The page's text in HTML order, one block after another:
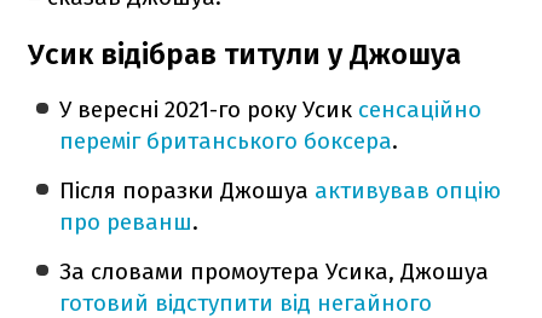
Усик відібрав титули у Джошуа
У вересні 2021-го року Усик сенсаційно
переміг британського боксера.
Після поразки Джошуа активував опцію
про реванш.
За словами промоутера Усика, Джошуа
готовий відступити від негайного